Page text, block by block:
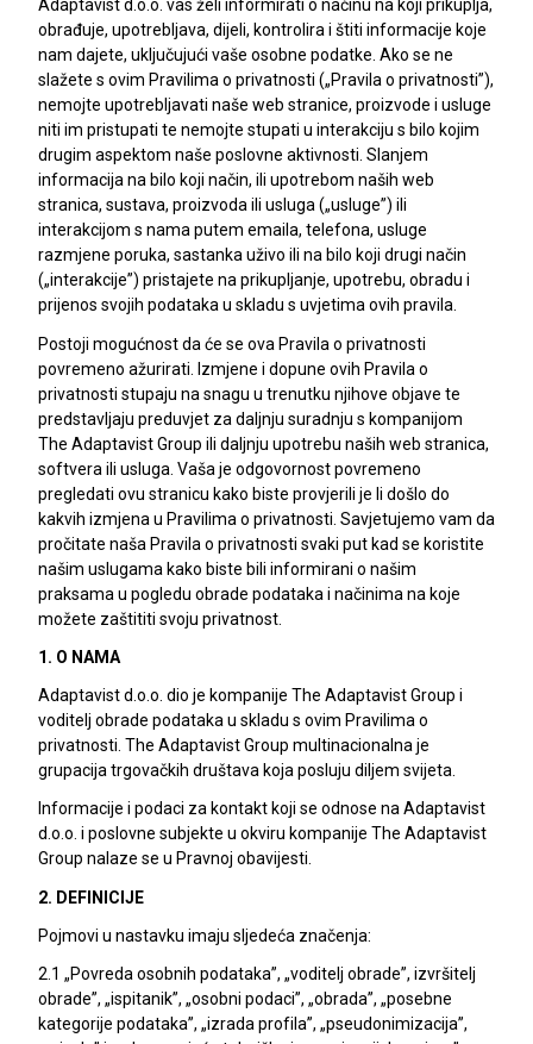
Adaptavist d.o.o. vas želi informirati o načinu na koji prikuplja,
obrađuje, upotrebljava, dijeli, kontrolira i štiti informacije koje
nam dajete, uključujući vaše osobne podatke. Ako se ne
slažete s ovim Pravilima o privatnosti („Pravila o privatnosti”),
nemojte upotrebljavati naše web stranice, proizvode i usluge
niti im pristupati te nemojte stupati u interakciju s bilo kojim
drugim aspektom naše poslovne aktivnosti. Slanjem
informacija na bilo koji način, ili upotrebom naših web
stranica, sustava, proizvoda ili usluga („usluge”) ili
interakcijom s nama putem emaila, telefona, usluge
razmjene poruka, sastanka uživo ili na bilo koji drugi način
(„interakcije”) pristajete na prikupljanje, upotrebu, obradu i
prijenos svojih podataka u skladu s uvjetima ovih pravila.
Postoji mogućnost da će se ova Pravila o privatnosti
povremeno ažurirati. Izmjene i dopune ovih Pravila o
privatnosti stupaju na snagu u trenutku njihove objave te
predstavljaju preduvjet za daljnju suradnju s kompanijom
The Adaptavist Group ili daljnju upotrebu naših web stranica,
softvera ili usluga. Vaša je odgovornost povremeno
pregledati ovu stranicu kako biste provjerili je li došlo do
kakvih izmjena u Pravilima o privatnosti. Savjetujemo vam da
pročitate naša Pravila o privatnosti svaki put kad se koristite
našim uslugama kako biste bili informirani o našim
praksama u pogledu obrade podataka i načinima na koje
možete zaštititi svoju privatnost.
1. O NAMA
Adaptavist d.o.o. dio je kompanije The Adaptavist Group i
voditelj obrade podataka u skladu s ovim Pravilima o
privatnosti. The Adaptavist Group multinacionalna je
grupacija trgovačkih društava koja posluju diljem svijeta.
Informacije i podaci za kontakt koji se odnose na Adaptavist
d.o.o. i poslovne subjekte u okviru kompanije The Adaptavist
Group nalaze se u Pravnoj obavijesti.
2. DEFINICIJE
Pojmovi u nastavku imaju sljedeća značenja:
2.1 „Povreda osobnih podataka”, „voditelj obrade”, izvršitelj
obrade”, „ispitanik”, „osobni podaci”, „obrada”, „posebne
kategorije podataka”, „izrada profila”, „pseudonimizacija”,